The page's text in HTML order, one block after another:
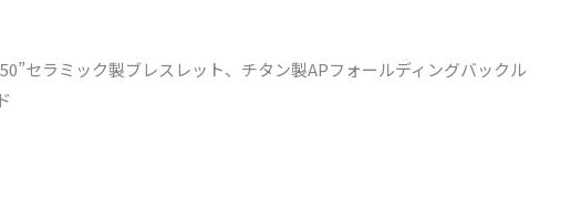
セラミック製ブレスレット、チタン製APフォールディングバックル